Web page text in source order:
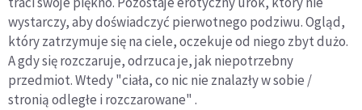
wystarczy, aby doświadczyć pierwotnego podziwu. Ogląd,
który zatrzymuje się na ciele, oczekuje od niego zbyt dużo.
A gdy się rozczaruje, odrzuca je, jak niepotrzebny
przedmiot. Wtedy "ciała, co nic nie znalazły w sobie /
stronią odległe i rozczarowane" .